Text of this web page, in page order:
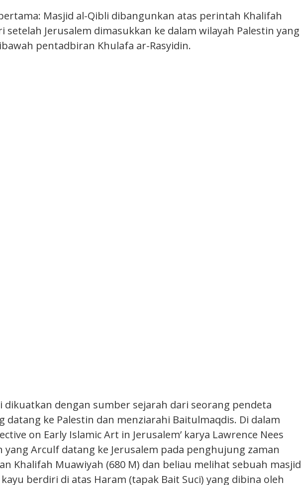
Masjid al-Qibli dibangunkan atas perintah Khalifah
setelah Jerusalem dimasukkan ke dalam wilayah Palestin yang
pentadbiran Khulafa ar-Rasyidin.
dikuatkan dengan sumber sejarah dari seorang pendeta
datang ke Palestin dan menziarahi Baitulmaqdis. Di dalam
on Early Islamic Art in Jerusalem’ karya Lawrence Nees
yang Arculf datang ke Jerusalem pada penghujung zaman
Khalifah Muawiyah (680 M) dan beliau melihat sebuah masjid
berdiri di atas Haram (tapak Bait Suci) yang dibina oleh